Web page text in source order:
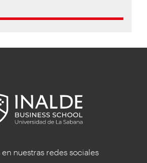
nuestras redes sociales